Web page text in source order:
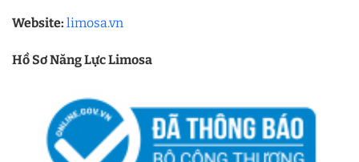
Website: limosa.vn
Hồ Sơ Năng Lực Limosa